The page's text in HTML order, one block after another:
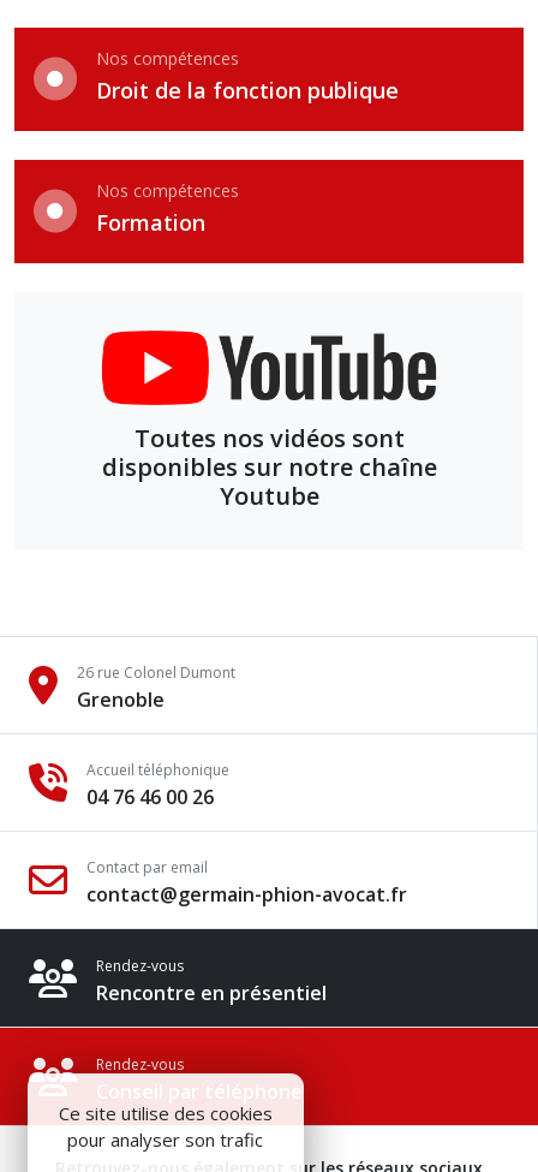
Nos compétences
Droit de la fonction publique
Nos compétences
Formation
Toutes nos vidéos sont
disponibles sur notre chaîne
Youtube
26 rue Colonel Dumont
Grenoble
Accueil téléphonique
04 76 46 00 26
Contact par email
contact@germain-phion-avocat.fr
Rendez-vous
Rencontre en présentiel
Rendez-vous
Conseil par téléphone
Ce site utilise des cookies
pour analyser son trafic